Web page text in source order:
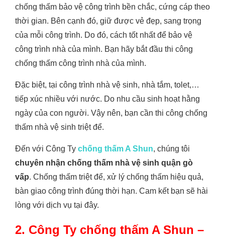
chống thấm bảo vệ công trình bền chắc, cứng cáp theo
thời gian. Bên cạnh đó, giữ được vẻ đẹp, sang trọng
của mỗi công trình. Do đó, cách tốt nhất để bảo vệ
công trình nhà của mình. Bạn hãy bắt đầu thi công
chống thấm công trình nhà của mình.
Đặc biệt, tại công trình nhà vệ sinh, nhà tắm, tolet,…
tiếp xúc nhiều với nước. Do nhu cầu sinh hoạt hằng
ngày của con người. Vậy nên, bạn cần thi công chống
thấm nhà vệ sinh triệt để.
Đến với Công Ty chống thấm A Shun, chúng tôi
chuyên nhận chống thấm nhà vệ sinh quận gò
vấp. Chống thấm triệt để, xử lý chống thấm hiệu quả,
bàn giao công trình đúng thời hạn. Cam kết bạn sẽ hài
lòng với dịch vụ tại đây.
2. Công Ty chống thấm A Shun –